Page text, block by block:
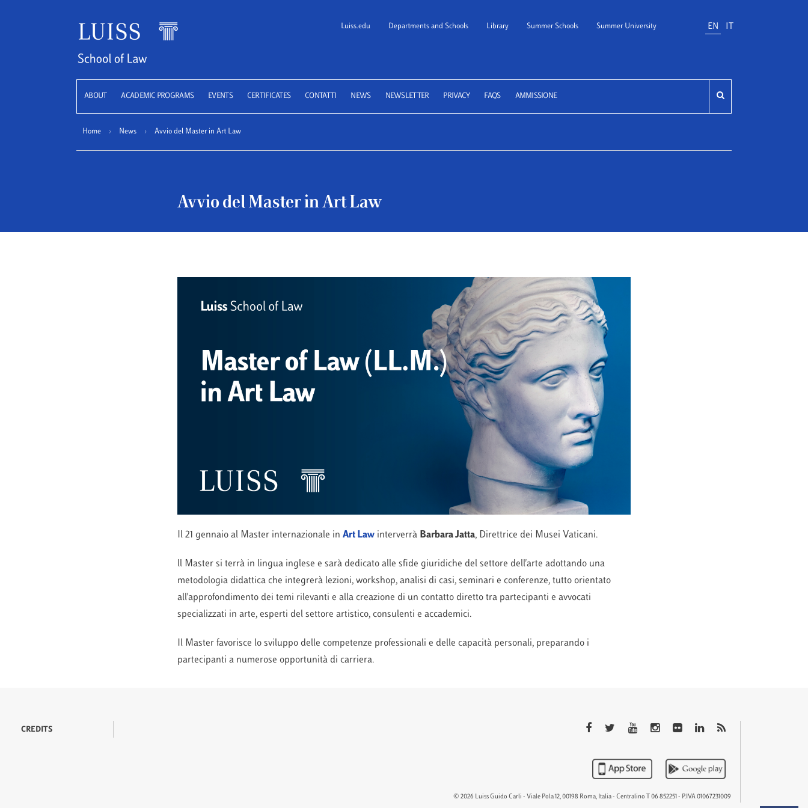
LUISS School of Law
Luiss.edu Departments and Schools Library Summer Schools Summer University EN
ABOUT ACADEMIC PROGRAMS EVENTS CERTIFICATES CONTATTI NEWS NEWSLETTER PRIVACY FAQS AMMISSIONE
Home › News › Avvio del Master in Art Law
Avvio del Master in Art Law
Il 21 gennaio al Master internazionale in Art Lawinterverrà Barbara Jatta, Direttrice dei Musei Vaticani.
ll Master si terrà in lingua inglese e sarà dedicato alle sfide giuridiche del settore dell'arte adottando una
metodologia didattica che integrerà lezioni, workshop, analisi di casi, seminari e conferenze, tutto orientato
all'approfondimento dei temi rilevanti e alla creazione di un contatto diretto tra partecipanti e avvocati
specializzati in arte, esperti del settore artistico, consulenti e accademici.
Il Master favorisce lo sviluppo delle competenze professionali e delle capacità personali, preparando i
partecipanti a numerose opportunità di carriera.
CREDITS
© 2026 Luiss Guido Carli - Viale Pola 12, 00198 Roma, Italia - Centralino T 06 852251 - P.IVA 01067231009